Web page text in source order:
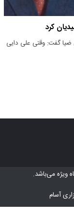
ضیا گفت: وقتی علی دایی
ویژهمی‌باشد.
آسام